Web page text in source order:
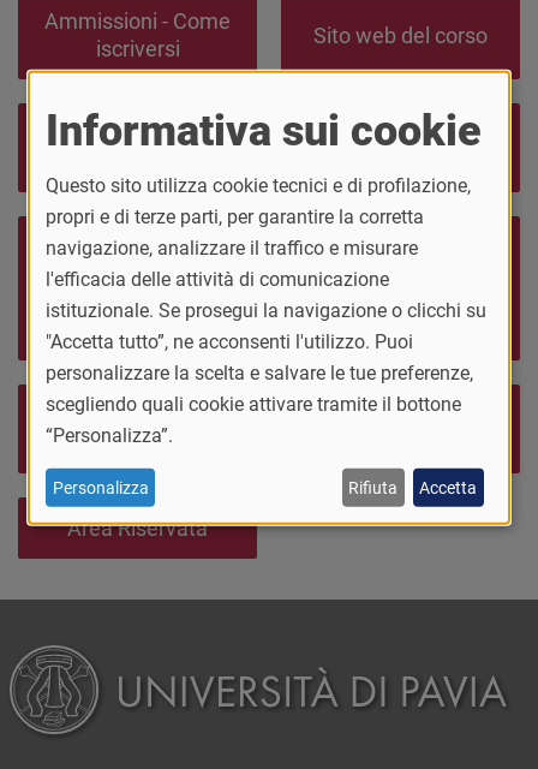
Ammissioni - Come
iscriversi
Sito web del corso
Requisiti di
Consulta le FAQ
Guarda il video
tutorial per
l'iscrizione al
concorso
Ammissione con
valutazione di
carriera universitaria
precedente
Contatti staff
immatricolazioni
Contribuzione
Area Riservata
Informativa sui cookie
Questo sito utilizza cookie tecnici e di profilazione,
propri e di terze parti, per garantire la corretta
navigazione, analizzare il traffico e misurare
l'efficacia delle attività di comunicazione
istituzionale. Se prosegui la navigazione o clicchi su
"Accetta tutto”, ne acconsenti l'utilizzo. Puoi
personalizzare la scelta e salvare le tue preferenze,
scegliendo quali cookie attivare tramite il bottone
“Personalizza”.
Personalizza Rifiuta Accetta